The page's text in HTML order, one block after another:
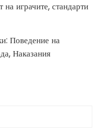
играчите, стандарти
Поведение на
Наказания